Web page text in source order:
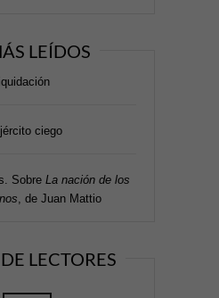
LEÍDOS
ciego
Sobre La nación de los
, de Juan Mattio
DE LECTORES